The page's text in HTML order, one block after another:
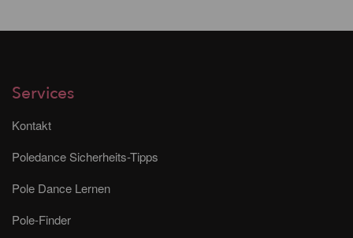
Services
Kontakt
Poledance Sicherheits-Tipps
Pole Dance Lernen
Pole-Finder